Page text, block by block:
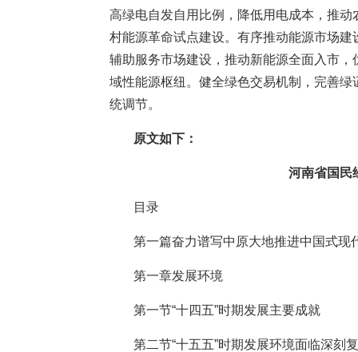
高绿电自发自用比例，降低用电成本，推
村能源革命试点建设。有序推动能源市场
辅助服务市场建设，推动新能源全面入市
域性能源枢纽。健全绿色交易机制，完善
统调节。
原文如下：
河南省国民
目录
第一篇奋力谱写中原大地推进中国式现
第一章发展环境
第一节“十四五”时期发展主要成就
第二节“十五五”时期发展环境面临深刻